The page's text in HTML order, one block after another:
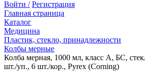
Войти / Регистрация
Главная страница
Каталог
Медицина
Пластик, стекло, принадлежности
Колбы мерные
Колба мерная, 1000 мл, класс А, БС,
шт./уп., 6 шт./кор., Pyrex (Corning)